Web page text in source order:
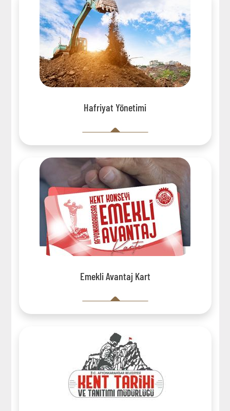
Hafriyat Yönetimi
Emekli Avantaj Kart